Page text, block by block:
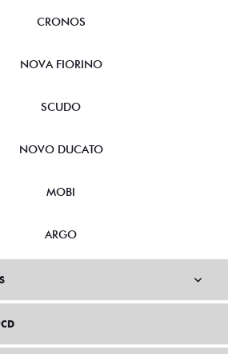
CRONOS
NOVA FIORINO
SCUDO
NOVO DUCATO
MOBI
ARGO